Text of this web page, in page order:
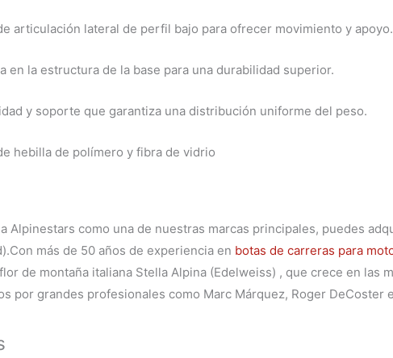
articulación lateral de perfil bajo para ofrecer movimiento y apoyo.
en la estructura de la base para una durabilidad superior.
y soporte que garantiza una distribución uniforme del peso.
hebilla de polímero y fibra de vidrio
Alpinestars como una de nuestras marcas principales, puedes
más de 50 años de experiencia en botas de carreras para
de montaña italiana Stella Alpina (Edelweiss) , que crece en las
por grandes profesionales como Marc Márquez, Roger DeCoster